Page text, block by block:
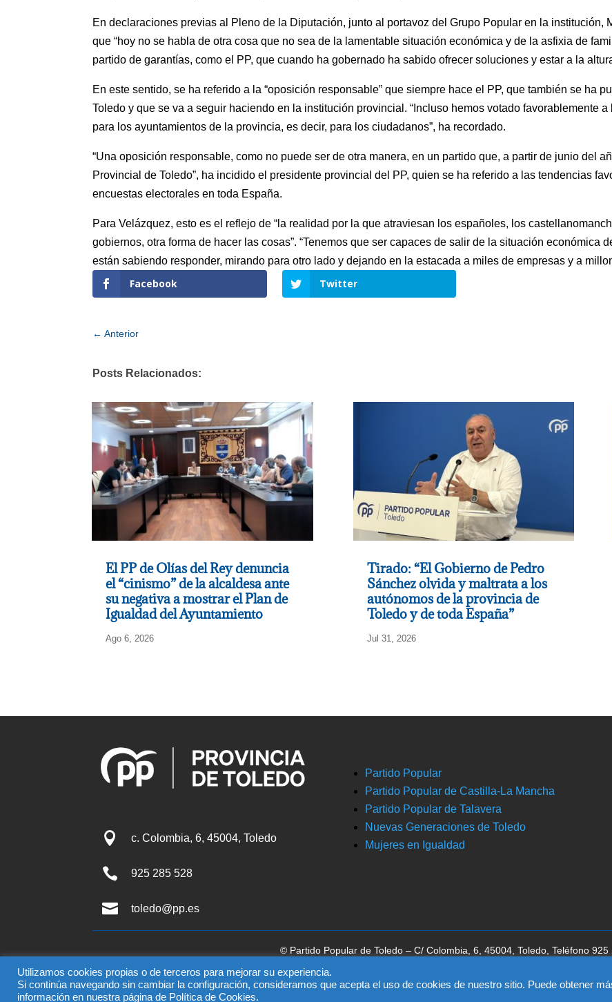
En declaraciones previas al Pleno de la Diputación, junto al portavoz del Grupo Popular en la institución,
que “hoy no se habla de otra cosa que no sea de la lamentable situación económica y de la asfixia de
partido de garantías, como el PP, que cuando ha gobernado ha sabido ofrecer soluciones y estar a la
En este sentido, se ha referido a la “oposición responsable” que siempre hace el PP, que también se ha
Toledo y que se va a seguir haciendo en la institución provincial. “Incluso hemos votado favorablemente
para los ayuntamientos de la provincia, es decir, para los ciudadanos”, ha recordado.
“Una oposición responsable, como no puede ser de otra manera, en un partido que, a partir de junio del
Provincial de Toledo”, ha incidido el presidente provincial del PP, quien se ha referido a las tendencias
encuestas electorales en toda España.
Para Velázquez, esto es el reflejo de “la realidad por la que atraviesan los españoles, los
gobiernos, otra forma de hacer las cosas”. “Tenemos que ser capaces de salir de la situación económica
están sabiendo responder, mirando para otro lado y dejando en la estacada a miles de empresas y a
Facebook Twitter
←Anterior
Posts Relacionados:
El PP de Olías del Rey denuncia
el “cinismo” de la alcaldesa ante
su negativa a mostrar el Plan de
Igualdad del Ayuntamiento
Ago 6, 2026
Tirado: “El Gobierno de Pedro
Sánchez olvida y maltrata a los
autónomos de la provincia de
Toledo y de toda España”
Jul 31, 2026
 c. Colombia, 6, 45004, Toledo
 925 285 528
 toledo@pp.es
Partido Popular
Partido Popular de Castilla-La Mancha
Partido Popular de Talavera
Nuevas Generaciones de Toledo
Mujeres en Igualdad
© Partido Popular de Toledo – C/ Colombia, 6, 45004, Toledo, Teléfono 925
El uso de este sitio implica la aceptación del
Utilizamos cookies propias o de terceros para mejorar su experiencia.
Si continúa navegando sin cambiar la configuración, consideramos que acepta el uso de cookies de nuestro sitio. Puede obtener
información en nuestra página de Política de Cookies.